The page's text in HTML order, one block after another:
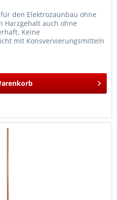
den Elektrozaunbau ohne
Harzgehalt auch ohne
Keine
mit Konsvervierungsmitteln